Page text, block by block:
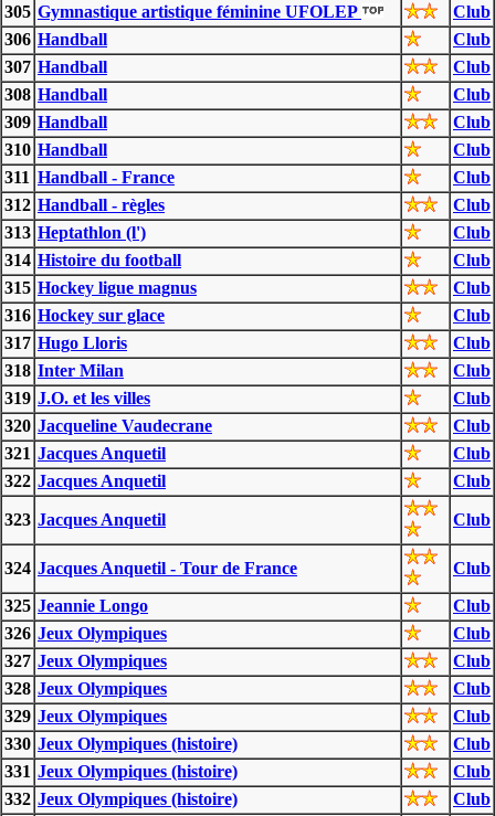
305 Gymnastique artistique féminine UFOLEP
Club
306 Handball
Club
307 Handball
Club
308 Handball
Club
309 Handball
Club
310 Handball
Club
311 Handball - France
Club
312 Handball - règles
Club
313 Heptathlon (l')
Club
314 Histoire du football
Club
315 Hockey ligue magnus
Club
316 Hockey sur glace
Club
317 Hugo Lloris
Club
318 Inter Milan
Club
319 J.O. et les villes
Club
320 Jacqueline Vaudecrane
Club
321 Jacques Anquetil
Club
322 Jacques Anquetil Club
323 Jacques Anquetil Club
324 Jacques Anquetil - Tour de France
Club
325 Jeannie Longo
Club
326 Jeux Olympiques
Club
327 Jeux Olympiques
Club
328 Jeux Olympiques
Club
329 Jeux Olympiques
Club
330 Jeux Olympiques (histoire)
Club
331 Jeux Olympiques (histoire)
Club
332 Jeux Olympiques (histoire)
Club